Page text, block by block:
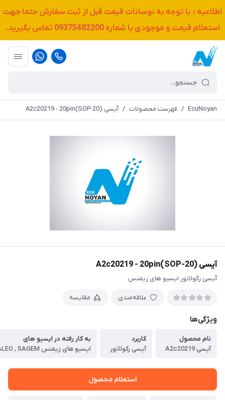
اطلاعیه : با توجه به نوسانات قیمت قبل از ثبت سفارش حتما جهت
استعلام قیمت و موجودی با شماره09375482200 تماس بگیرید.
EcuNoyan
/ فهرست محصولات / آیسی A2c20219 - 20pin(SOP-20)
آیسی A2c20219 - 20pin(SOP-20)
آیسی رگولاتور ایسیو های زیمنس
علاقه‌مندی مقایسه
ویژگی‌ها
نام محصول
آیسی A2c20219
کاربرد
آیسی رگولاتور
به کار رفته در ایسیو های
استعلام محصول